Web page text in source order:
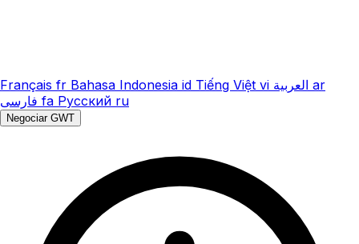
Français fr Bahasa Indonesia id Tiếng Việt vi العربية ar
فارسی fa Русский ru
Negociar GWT